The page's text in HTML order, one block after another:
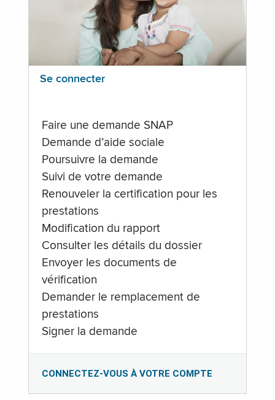
Se connecter
Faire une demande SNAP
Demande d’aide sociale
Poursuivre la demande
Suivi de votre demande
Renouveler la certification pour les
prestations
Modification du rapport
Consulter les détails du dossier
Envoyer les documents de
vérification
Demander le remplacement de
prestations
Signer la demande
CONNECTEZ-VOUS À VOTRE COMPTE